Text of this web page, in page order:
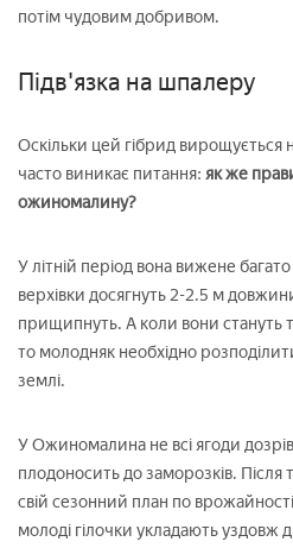
потім чудовим добривом.
Підв'язка на шпалеру
Оскільки цей гібрид вирощується
часто виникає питання: як же
ожиномалину?
У літній період вона вижене
верхівки досягнуть 2-2.5 м
прищипнуть. А коли вони стануть
то молодняк необхідно
землі.
У Ожиномалина не всі ягоди
плодоносить до заморозків. Після
свій сезонний план по
молоді гілочки укладають